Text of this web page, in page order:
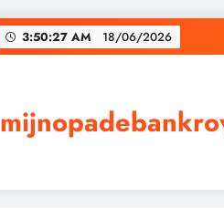
3:50:28 AM 18/06/2026